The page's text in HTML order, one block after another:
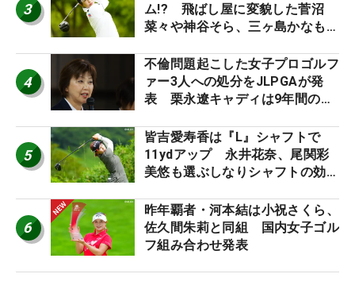
3
ム!? 飛ばし屋に変貌した菅沼
菜々や神谷そら、三ヶ島かなも使
ロたちの“飛ばしギア”】
4
不倫問題起こした女子プロゴルフ
ァー3人への処分をJLPGAが発
表 栗永遼キャディは9年間の立
5
皆吉愛寿香は『L』シャフトで
11ydアップ 永井花奈、尾関彩
美悠も選ぶしなりシャフトの効果
ア”】
6
昨年覇者・河本結は小祝さくら、
佐久間朱莉と同組 国内女子ゴル
フ組み合わせ発表